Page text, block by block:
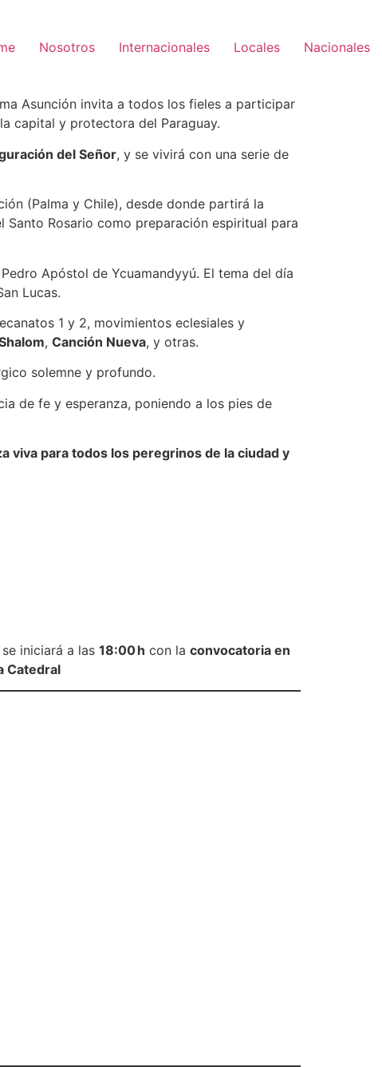
Nosotros Internacionales Locales Nacionales
Asunción invita a todos los fieles a participar
capital y protectora del Paraguay.
del Señor, y se vivirá con una serie de
(Palma y Chile), desde donde partirá la
Santo Rosario como preparación espiritual para
Apóstol de Ycuamandyyú. El tema del día
Lucas.
1 y 2, movimientos eclesiales y
, Canción Nueva, y otras.
solemne y profundo.
de fe y esperanza, poniendo a los pies de
viva para todos los peregrinos de la ciudad y
se iniciará a las 18:00 h con la convocatoria en
Catedral